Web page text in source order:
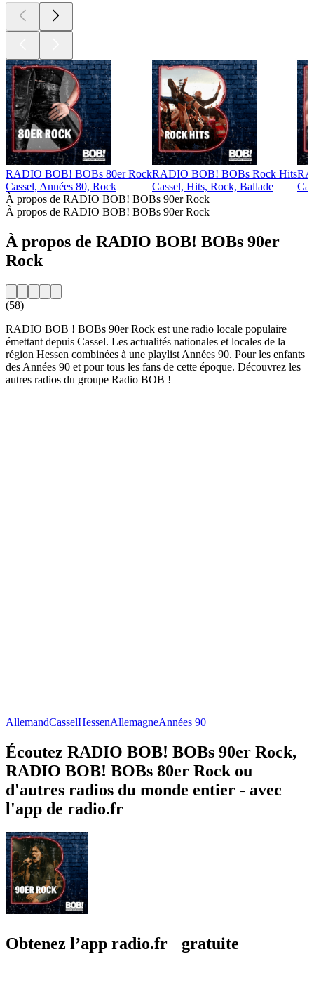
RADIO BOB! BOBs 80er Rock
Cassel, Années 80, Rock
RADIO BOB! BOBs Rock Hits
Cassel, Hits, Rock, Ballade
À propos de RADIO BOB! BOBs 90er Rock
À propos de RADIO BOB! BOBs 90er Rock
À propos de RADIO BOB! BOBs 90er
Rock
(58)
RADIO BOB ! BOBs 90er Rock est une radio locale populaire
émettant depuis Cassel. Les actualités nationales et locales de la
région Hessen combinées à une playlist Années 90. Pour les enfants
des Années 90 et pour tous les fans de cette époque. Découvrez les
autres radios du groupe Radio BOB !
AllemandCasselHessenAllemagneAnnées 90
Écoutez RADIO BOB! BOBs 90er Rock,
RADIO BOB! BOBs 80er Rock ou
d'autres radios du monde entier - avec
l'app de radio.fr
Obtenez l’app radio.fr gratuite